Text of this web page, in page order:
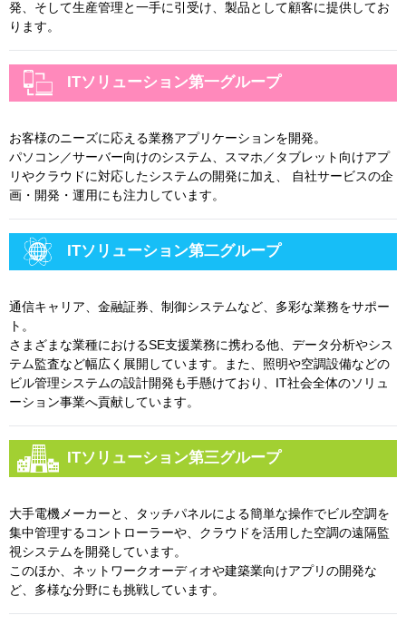
発、そして生産管理と一手に引受け、製品として顧客に提供してお
ります。
ITソリューション第一グループ
お客様のニーズに応える業務アプリケーションを開発。
パソコン／サーバー向けのシステム、スマホ／タブレット向けアプ
リやクラウドに対応したシステムの開発に加え、 自社サービスの企
画・開発・運用にも注力しています。
ITソリューション第二グループ
通信キャリア、金融証券、制御システムなど、多彩な業務をサポー
ト。
さまざまな業種におけるSE支援業務に携わる他、データ分析やシス
テム監査など幅広く展開しています。また、照明や空調設備などの
ビル管理システムの設計開発も手懸けており、IT社会全体のソリュ
ーション事業へ貢献しています。
ITソリューション第三グループ
大手電機メーカーと、タッチパネルによる簡単な操作でビル空調を
集中管理するコントローラーや、クラウドを活用した空調の遠隔監
視システムを開発しています。
このほか、ネットワークオーディオや建築業向けアプリの開発な
ど、多様な分野にも挑戦しています。